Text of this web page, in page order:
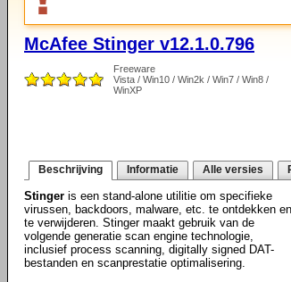
McAfee Stinger v12.1.0.796
Freeware
Vista / Win10 / Win2k / Win7 / Win8 /
WinXP
Beschrijving Informatie Alle versies
Stinger is een stand-alone utilitie om specifieke
virussen, backdoors, malware, etc. te ontdekken en
te verwijderen. Stinger maakt gebruik van de
volgende generatie scan engine technologie,
inclusief process scanning, digitally signed DAT-
bestanden en scanprestatie optimalisering.